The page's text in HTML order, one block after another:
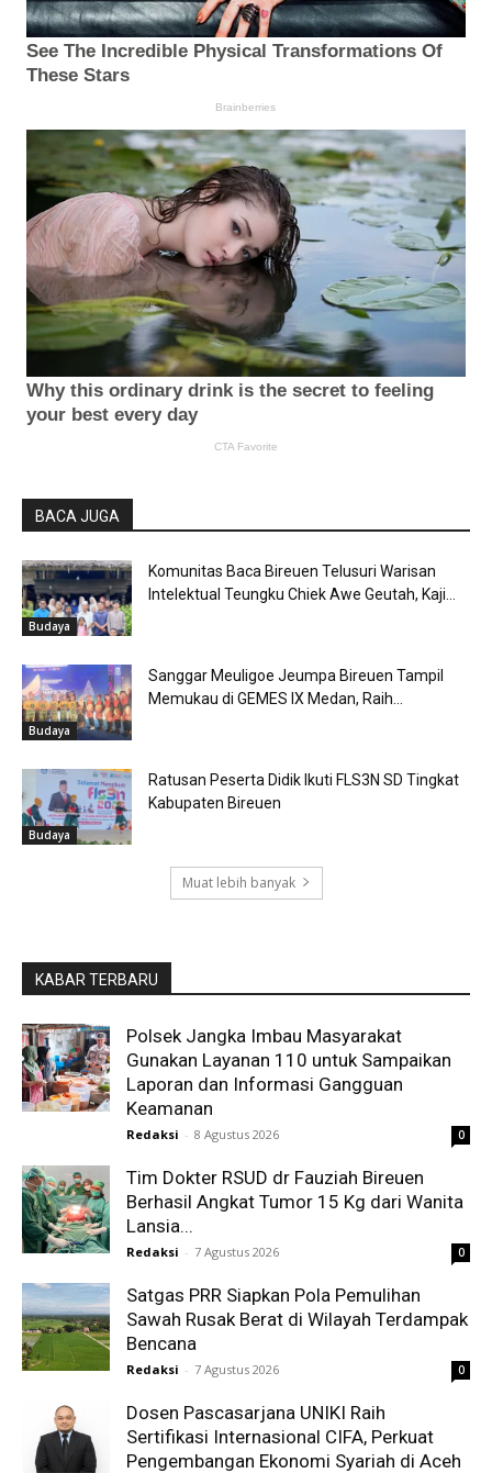
BACA JUGA
Budaya
Komunitas Baca Bireuen Telusuri Warisan
Intelektual Teungku Chiek Awe Geutah, Kaji...
Budaya
Sanggar Meuligoe Jeumpa Bireuen Tampil
Memukau di GEMES IX Medan, Raih...
Budaya
Ratusan Peserta Didik Ikuti FLS3N SD Tingkat
Kabupaten Bireuen
Muat lebih banyak
KABAR TERBARU
Polsek Jangka Imbau Masyarakat
Gunakan Layanan 110 untuk Sampaikan
Laporan dan Informasi Gangguan
Keamanan
Redaksi - 8 Agustus 2026 0
Tim Dokter RSUD dr Fauziah Bireuen
Berhasil Angkat Tumor 15 Kg dari Wanita
Lansia...
Redaksi - 7 Agustus 2026 0
Satgas PRR Siapkan Pola Pemulihan
Sawah Rusak Berat di Wilayah Terdampak
Bencana
Redaksi - 7 Agustus 2026 0
Dosen Pascasarjana UNIKI Raih
Sertifikasi Internasional CIFA, Perkuat
Pengembangan Ekonomi Syariah di Aceh